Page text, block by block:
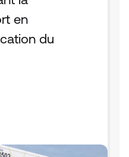
en
du